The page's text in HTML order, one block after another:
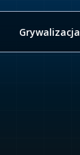
Grywalizacja